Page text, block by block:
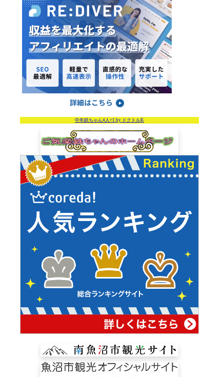
中年鉄ちゃん4人+1 by ドクトルK